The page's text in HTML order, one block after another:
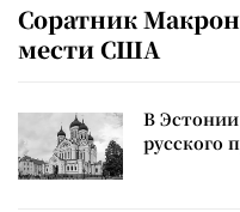
Соратник
мести США
В
русского